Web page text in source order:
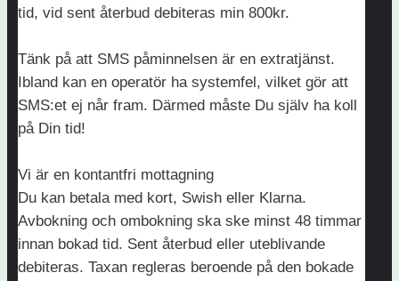
tid, vid sent återbud debiteras min 800kr.
Tänk på att SMS påminnelsen är en extratjänst.
Ibland kan en operatör ha systemfel, vilket gör att
SMS:et ej når fram. Därmed måste Du själv ha koll
på Din tid!
Vi är en kontantfri mottagning
Du kan betala med kort, Swish eller Klarna.
Avbokning och ombokning ska ske minst 48 timmar
innan bokad tid. Sent återbud eller uteblivande
debiteras. Taxan regleras beroende på den bokade